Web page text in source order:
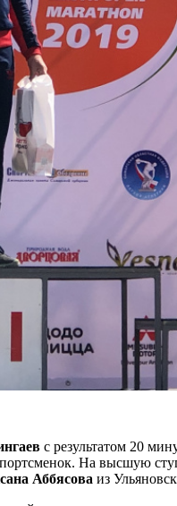
с результатом 20
На высшую
Аббясова из